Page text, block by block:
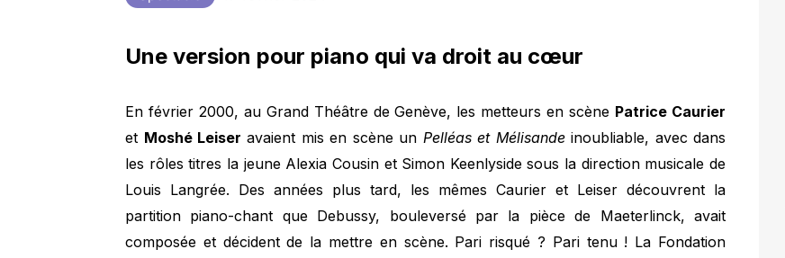
Une version pour piano qui va droit au cœur
En février 2000, au Grand Théâtre de Genève, les metteurs en scène Patrice Caurier
et Moshé Leiser avaient mis en scène un Pelléas et Mélisandeinoubliable, avec dans
les rôles titres la jeune Alexia Cousin et Simon Keenlyside sous la direction musicale de
Louis Langrée. Des années plus tard, les mêmes Caurier et Leiser découvrent la
partition piano-chant que Debussy, bouleversé par la pièce de Maeterlinck, avait
composée et décident de la mettre en scène. Pari risqué ? Pari tenu ! La Fondation